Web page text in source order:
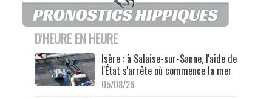
D'HEURE EN HEURE
Isère : à Salaise-sur-Sanne, l'aide de
l'État s'arrête où commence la mer
05/08/26